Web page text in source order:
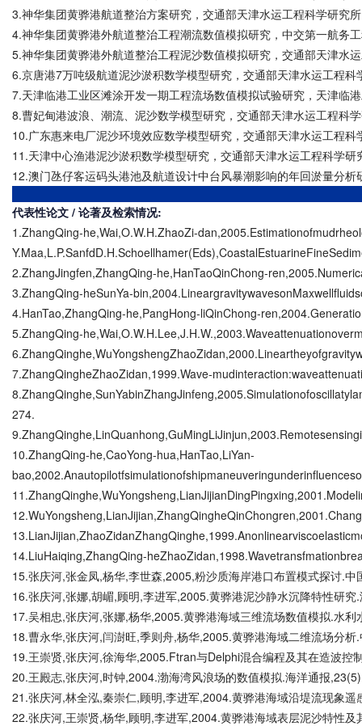
3.神华集团黄骅港航道整治方案研究，交通部天津水运工程科学研究
4.神华集团黄骅港外航道整治工程潮流数值模拟研究，中交第一航务
5.神华集团黄骅港外航道整治工程泥沙数值模拟研究，交通部天津水
6.京唐港7万吨级航道泥沙淤积数学模型研究，交通部天津水运工程
7.天津临港工业区滩涂开发一期工程流场数值模拟试验研究，天津临
8.曹妃甸港波浪、潮流、泥沙数学模型研究，交通部天津水运工程科
10.广东惠来电厂泥沙环境效应数学模型研究，交通部天津水运工程
11.天津中心渔港泥沙淤积数学模型研究，交通部天津水运工程科学
12.澳门氹仔客运码头港池及航道设计中台风暴潮影响的年回淤量分
代表性论文 / 论著及检索情况:
1.ZhangQing-he,Wai,O.W.H.ZhaoZi-
2.ZhangJingfen,ZhangQing-he,HanTaoQinChong-
3.ZhangQing-heSunYa-
4.HanTao,ZhangQing-he,PangHong-liQinChong-
5.ZhangQing-
7.ZhangQingheZhaoZidan,1999.Wave-
274.
10.ZhangQing-he,CaoYong-hua,HanTao,LiYan-
14.LiuHaiqing,ZhangQing-
15.张庆河,张金凤,杨华,李世森,2005,粉沙质海岸港口布置模式探讨.
16.张庆河,张娜,胡嵋,顾明,李进军,2005.黄骅港泥沙静水沉降特性研
17.吴相忠,张庆河,张娜,杨华,2005.黄骅港海域三维流场数值模拟.水
18.曹永华,张庆河,闫澍旺,季则舟,杨华,2005.黄骅港海域二维流场分
19.王崇贤,张庆河,徐海华,2005.Ftran与Delphi混合编程及其在造波控
20.王殿志,张庆河,时钟,2004.渤海湾风浪场的数值模拟.海洋通报
21.张庆河,林全泓,秦崇仁,顾明,李进军,2004.黄骅港海域沿堤流现象
22.张庆河,王崇贤,杨华,顾明,李进军,2004.黄骅港海域表层泥沙特性